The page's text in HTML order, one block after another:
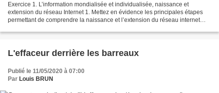
Exercice 1. L’information mondialisée et individualisée, naissance et
extension du réseau Internet 1. Mettez en évidence les principales étapes
permettant de comprendre la naissance et l’extension du réseau internet
L'effaceur derrière les barreaux
Publié le 11/05/2020 à 07:00
Par Louis BRUN